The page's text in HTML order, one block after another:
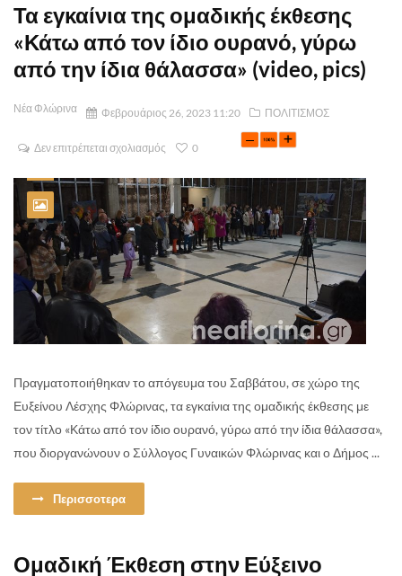
Τα εγκαίνια της ομαδικής έκθεσης
«Κάτω από τον ίδιο ουρανό, γύρω
από την ίδια θάλασσα» (video, pics)
Νέα Φλώρινα Φεβρουάριος 26, 2023 11:20 ΠΟΛΙΤΙΣΜΟΣ
Δεν επιτρέπεται σχολιασμός 0
Πραγματοποιήθηκαν το απόγευμα του Σαββάτου, σε χώρο της
Ευξείνου Λέσχης Φλώρινας, τα εγκαίνια της ομαδικής έκθεσης με
τον τίτλο «Κάτω από τον ίδιο ουρανό, γύρω από την ίδια θάλασσα»,
που διοργανώνουν ο Σύλλογος Γυναικών Φλώρινας και ο Δήμος ...
Περισσοτερα
Ομαδική Έκθεση στην Εύξεινο